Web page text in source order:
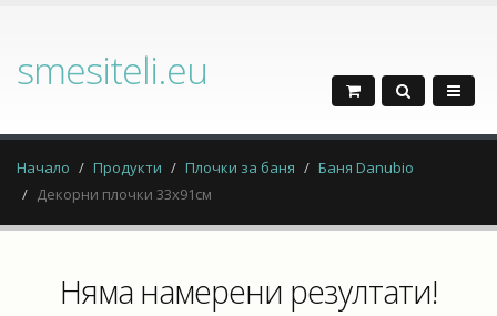
smesiteli.eu
Начало Продукти Плочки за баня
Баня Danubio
Декорни плочки 33х91см
Няма намерени резултати!